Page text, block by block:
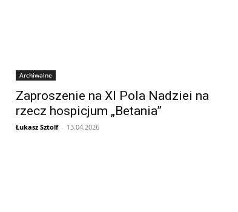
Archiwalne
Zaproszenie na XI Pola Nadziei na
rzecz hospicjum „Betania”
Łukasz Sztolf - 13.04.2026